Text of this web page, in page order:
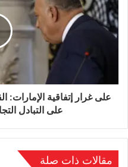
على غرار إتفاقية الإمارات:
على التبادل
مقالات ذات صلة